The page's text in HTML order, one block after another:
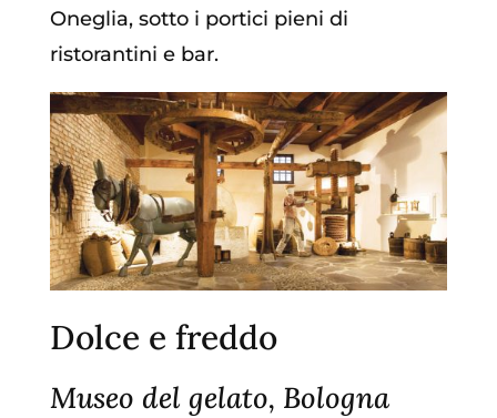
Oneglia, sotto i portici pieni di
ristorantini e bar.
Dolce e freddo
Museo del gelato, Bologna